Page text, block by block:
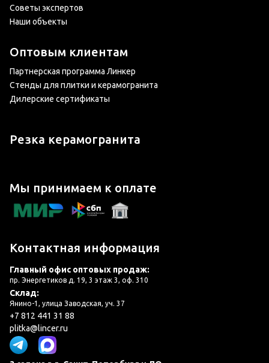
Советы экспертов
Наши объекты
Оптовым клиентам
Партнерская программа Линкер
Стенды для плитки и керамогранита
Дилерские сертификаты
Резка керамогранита
Мы принимаем к оплате
Контактная информация
Главный офис оптовых продаж:
пр. Энергетиков д. 19, 3 этаж 3, оф. 310
Склад:
Янино-1, улица Заводская, уч. 37
+7 812 441 31 88
plitka@lincer.ru